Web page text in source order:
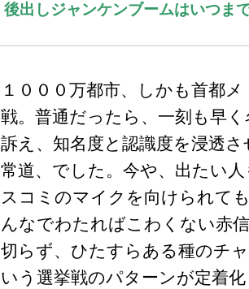
後出しジャンケンブームはいつま
１０００万都市、しかも首都
戦。普通だったら、一刻も早
訴え、知名度と認識度を浸透
常道、でした。今や、出たい
スコミのマイクを向けられて
んなでわたればこわくない赤
切らず、ひたすらある種のチ
いう選挙戦のパターンが定着